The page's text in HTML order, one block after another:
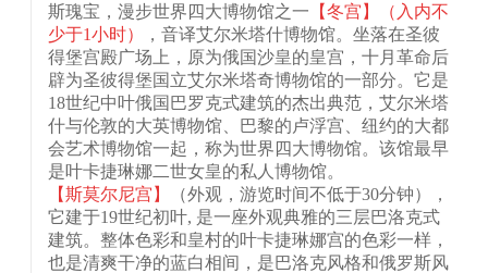
斯瑰宝，漫步世界四大博物馆之一 【冬宫】（入内不
少于1小时）
，音译艾尔米塔什博物馆。坐落在圣彼
得堡宫殿广场上，原为俄国沙皇的皇宫，十月革命后
辟为圣彼得堡国立艾尔米塔奇博物馆的一部分。它是
18世纪中叶俄国巴罗克式建筑的杰出典范，艾尔米塔
什与伦敦的大英博物馆、巴黎的卢浮宫、纽约的大都
会艺术博物馆一起，称为世界四大博物馆。该馆最早
是叶卡捷琳娜二世女皇的私人博物馆。
【斯莫尔尼宫】
（外观，游览时间不低于30分钟），
它建于19世纪初叶, 是一座外观典雅的三层巴洛克式
建筑。整体色彩和皇村的叶卡捷琳娜宫的色彩一样，
也是清爽干净的蓝白相间，是巴洛克风格和俄罗斯风